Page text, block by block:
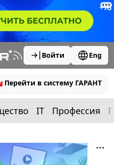
Войти Eng
Перейти в систему ГАРАНТ
IT Профессия